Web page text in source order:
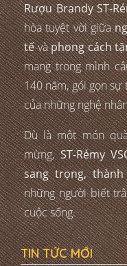
Rượu Brandy ST-
hòa tuyệt vời giữa
tếvàphong cách
mang trong mình
140 năm, gói gọn
của những nghệ
Dù là một món
mừng,ST-Rémy
sang trọng,
những người biết
cuộc sống.
TIN TỨC MỚI